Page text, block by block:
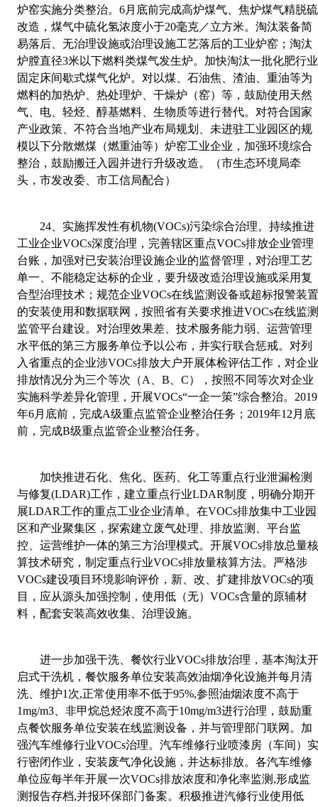
炉窑实施分类整治。6月底前完成高炉煤气、焦炉煤气精脱硫
改造，煤气中硫化氢浓度小于20毫克／立方米。淘汰装备简
易落后、无治理设施或治理设施工艺落后的工业炉窑；淘汰
炉膛直径3米以下燃料类煤气发生炉。加快淘汰一批化肥行业
固定床间歇式煤气化炉。对以煤、石油焦、渣油、重油等为
燃料的加热炉、热处理炉、干燥炉（窑）等，鼓励使用天然
气、电、轻烃、醇基燃料、生物质等进行替代。对符合国家
产业政策、不符合当地产业布局规划、未进驻工业园区的规
模以下分散燃煤（燃重油等）炉窑工业企业，加强环境综合
整治，鼓励搬迁入园并进行升级改造。（市生态环境局牵
头，市发改委、市工信局配合）
24 实施挥发性有机物(VOCs)污染综合治理。持续推进
工业企业VOCs深度治理，完善辖区重点VOCs排放企业管理
台账，加强对已安装治理设施企业的监督管理，对治理工艺
单一、不能稳定达标的企业，要升级改造治理设施或采用复
合型治理技术；规范企业VOCs在线监测设备或超标报警装
的安装使用和数据联网，按照省有关要求推进VOCs在线监
监管平台建设。对治理效果差、技术服务能力弱、运营管理
水平低的第三方服务单位予以公布，并实行联合惩戒。对列
入省重点的企业涉VOCs排放大户开展体检评估工作，对企
排放情况分为三个等次（A 、B 、C），按照不同等次对企业
实施科学差异化管理，开展VOCs“一企一策”综合整治。 2019
年6月底前，完成A级重点监管企业整治任务； 2019年12 月底
前，完成B级重点监管企业整治任务。
加快推进石化、焦化、医药、化工等重点行业泄漏检测
与修复(LDAR)工作，建立重点行业LDAR制度，明确分期开
展LDAR工作的重点工业企业清单。在VOCs排放集中工业园
区和产业聚集区，探索建立废气处理、排放监测、平台监
控、运营维护一体的第三方治理模式。开展VOCs排放总量
算技术研究，制定重点行业VOCs排放量核算方法。严格涉
VOCs建设项目环境影响评价，新、改、扩建排放VOCs的项
目，应从源头加强控制，使用低（无）VOCs含量的原辅材
料，配套安装高效收集、治理设施。
进一步加强干洗、餐饮行业VOCs排放治理，基本淘汰
启式干洗机，餐饮服务单位安装高效油烟净化设施并每月清
洗、维护1 次,正常使用率不低于95%,参照油烟浓度不高于
1mg/m3 、非甲烷总烃浓度不高于10mg/m3进行治理，鼓励重
点餐饮服务单位安装在线监测设备，并与管理部门联网。加
强汽车维修行业VOCs治理。汽车维修行业喷漆房（车间）
行密闭作业，安装废气净化设施，并达标排放。各汽车维修
单位应每半年开展一次VOCs排放浓度和净化率监测 ,形成监
测报告存档,并报环保部门备案。积极推进汽修行业使用低